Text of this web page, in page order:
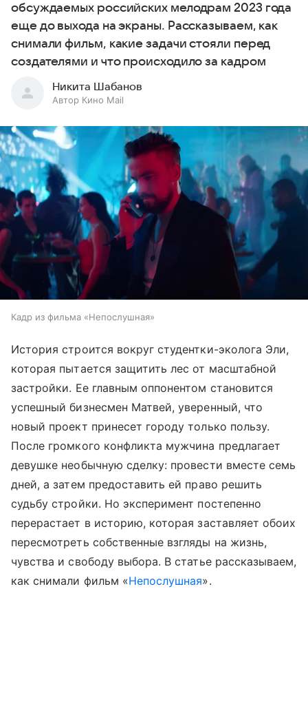
обсуждаемых российских мелодрам 2023 года
еще до выхода на экраны. Рассказываем, как
снимали фильм, какие задачи стояли перед
создателями и что происходило за кадром
Никита Шабанов
Автор Кино Mail
Кадр из фильма «Непослушная»
История строится вокруг студентки-эколога Эли,
которая пытается защитить лес от масштабной
застройки. Ее главным оппонентом становится
успешный бизнесмен Матвей, уверенный, что
новый проект принесет городу только пользу.
После громкого конфликта мужчина предлагает
девушке необычную сделку: провести вместе семь
дней, а затем предоставить ей право решить
судьбу стройки. Но эксперимент постепенно
перерастает в историю, которая заставляет обоих
пересмотреть собственные взгляды на жизнь,
чувства и свободу выбора. В статье рассказываем,
как снимали фильм «Непослушная».